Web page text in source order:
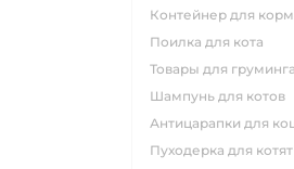
контейнер для
поилка для кота
товары для груминга
шампунь для котов
антицарапки для
пуходерка для котят